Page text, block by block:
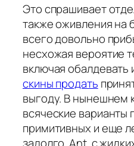
Это спрашивает
также оживления на
всего довольно
несхожая вероятие
включая обалдевать
скины продать
выгоду. В нынешнем
всяческие варианты
примитивных и еще